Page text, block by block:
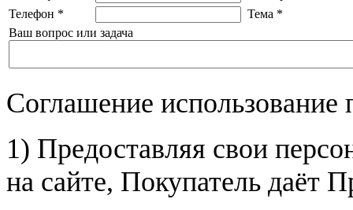
Телефон * Тема *
Ваш вопрос или задача
Соглашение
1) Предоставляя свои
на сайте, Покупатель даёт